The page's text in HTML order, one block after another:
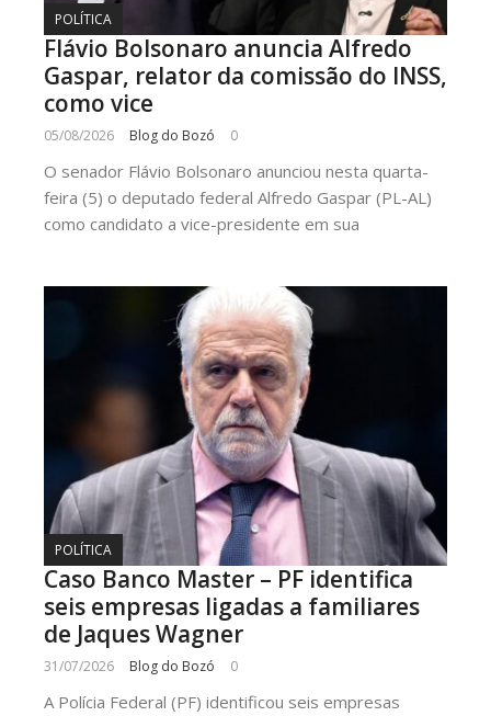
POLÍTICA
Flávio Bolsonaro anuncia Alfredo
Gaspar, relator da comissão do INSS,
como vice
05/08/2026 Blog do Bozó 0
O senador Flávio Bolsonaro anunciou nesta quarta-
feira (5) o deputado federal Alfredo Gaspar (PL-AL)
como candidato a vice-presidente em sua
POLÍTICA
Caso Banco Master – PF identifica
seis empresas ligadas a familiares
de Jaques Wagner
31/07/2026 Blog do Bozó 0
A Polícia Federal (PF) identificou seis empresas